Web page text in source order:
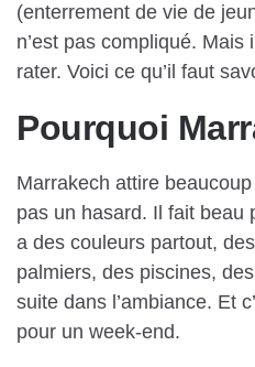
(enterrement de vie de
n’est pas compliqué.
rater. Voici ce qu’il faut
Pourquoi
Marrakech attire
pas un hasard. Il fait beau
a des couleurs partout,
palmiers, des piscines,
suite dans l’ambiance. Et
pour un week-end.